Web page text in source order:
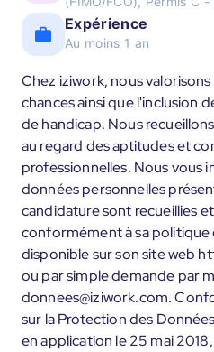
Expérience
Au moins 1 an
Chez iziwork, nous
chances ainsi que l'inclusion
de handicap. Nous
au regard des aptitudes et
professionnelles. Nous vous
données personnelles
candidature sont recueillies
conformément à sa
disponible sur son site web
ou par simple demande par
donnees@iziwork.com.
sur la Protection des
en application le 25 mai